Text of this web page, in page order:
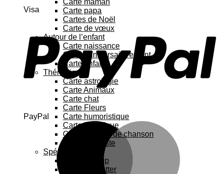
Visa
PayPal
Carte maman
Carte papa
Cartes de Noël
Carte de vœux
Autour de l’enfant
Carte naissance
Carte anniversaire enfant
Carte enfant
Thématique
Carte astrologie
Carte Animaux
Carte chat
Carte Fleurs
Carte humoristique
Carte botanique
Carte Paroles de chanson
Carte féministe
Spécial
Carte Pop up
Cartes à gratter